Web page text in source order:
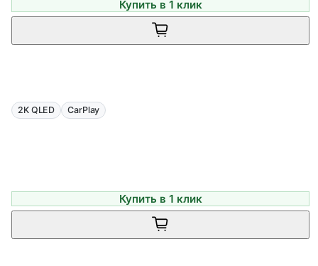
Купить в 1 клик
2K QLED CarPlay
Купить в 1 клик